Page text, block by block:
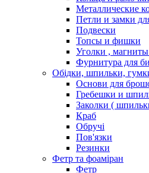
Металлические
Петли и замки
Подвески
Топсы и фишки
Уголки ,
Фурнитура для
Обідки, шпильки,
Основи для
Гребешки и
Заколки (
Краб
Обручі
Пов'язки
Резинки
Фетр та фоаміран
Фетр